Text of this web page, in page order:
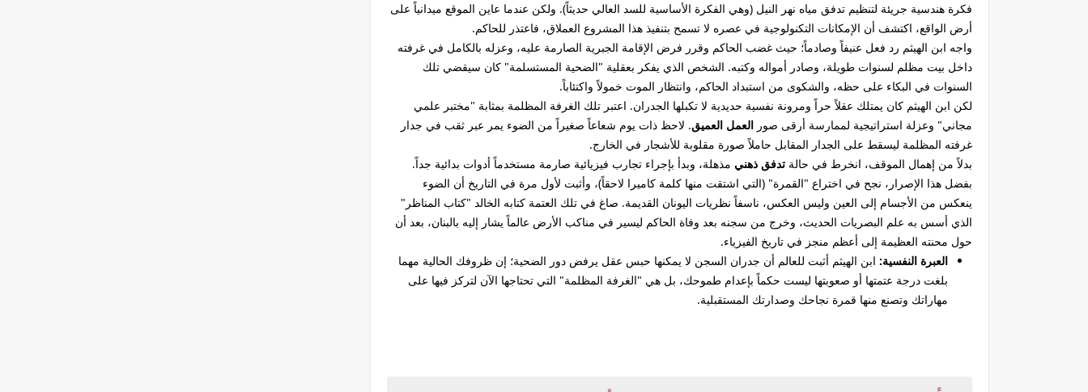
فكرة هندسية جريئة لتنظيم تدفق مياه نهر النيل (وهي الفكرة الأساسية للسد العالي حديثاً). ولكن عندما عاين الموقع ميدانياً على
أرض الواقع، اكتشف أن الإمكانات التكنولوجية في عصره لا تسمح بتنفيذ هذا المشروع العملاق، فاعتذر للحاكم.
واجه ابن الهيثم رد فعل عنيفاً وصادماً؛ حيث غضب الحاكم وقرر فرض الإقامة الجبرية الصارمة عليه، وعزله بالكامل في غرفته
داخل بيت مظلم لسنوات طويلة، وصادر أمواله وكتبه. الشخص الذي يفكر بعقلية "الضحية المستسلمة" كان سيقضي تلك
السنوات في البكاء على حظه، والشكوى من استبداد الحاكم، وانتظار الموت خمولاً واكتئاباً.
لكن ابن الهيثم كان يمتلك عقلاً حراً ومرونة نفسية حديدية لا تكبلها الجدران. اعتبر تلك الغرفة المظلمة بمثابة "مختبر علمي
مجاني" وعزلة استراتيجية لممارسة أرقى صور العمل العميق. لاحظ ذات يوم شعاعاً صغيراً من الضوء يمر عبر ثقب في جدار
غرفته المظلمة ليسقط على الجدار المقابل حاملاً صورة مقلوبة للأشجار في الخارج.
بدلاً من إهمال الموقف، انخرط في حالة تدفق ذهني مذهلة، وبدأ بإجراء تجارب فيزيائية صارمة مستخدماً أدوات بدائية جداً.
بفضل هذا الإصرار، نجح في اختراع "القمرة" (التي اشتقت منها كلمة كاميرا لاحقاً)، وأثبت لأول مرة في التاريخ أن الضوء
ينعكس من الأجسام إلى العين وليس العكس، ناسفاً نظريات اليونان القديمة. صاغ في تلك العتمة كتابه الخالد "كتاب المناظر"
الذي أسس به علم البصريات الحديث، وخرج من سجنه بعد وفاة الحاكم ليسير في مناكب الأرض عالماً يشار إليه بالبنان، بعد أن
حول محنته العظيمة إلى أعظم منجز في تاريخ الفيزياء.
العبرة النفسية: ابن الهيثم أثبت للعالم أن جدران السجن لا يمكنها حبس عقل يرفض دور الضحية؛ إن ظروفك الحالية مهما
بلغت درجة عتمتها أو صعوبتها ليست حكماً بإعدام طموحك، بل هي "الغرفة المظلمة" التي تحتاجها الآن لتركز فيها على
مهاراتك وتصنع منها قمرة نجاحك وصدارتك المستقبلية.